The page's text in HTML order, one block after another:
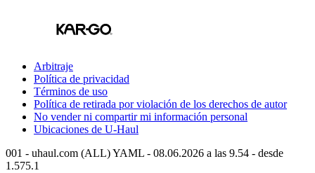
Arbitraje
Política de privacidad
Términos de uso
Política de retirada por violación de los derechos de autor
No vender ni compartir mi información personal
Ubicaciones de U-Haul
001 - uhaul.com (ALL) YAML - 08.06.2026 a las 9.54 - desde
1.575.1